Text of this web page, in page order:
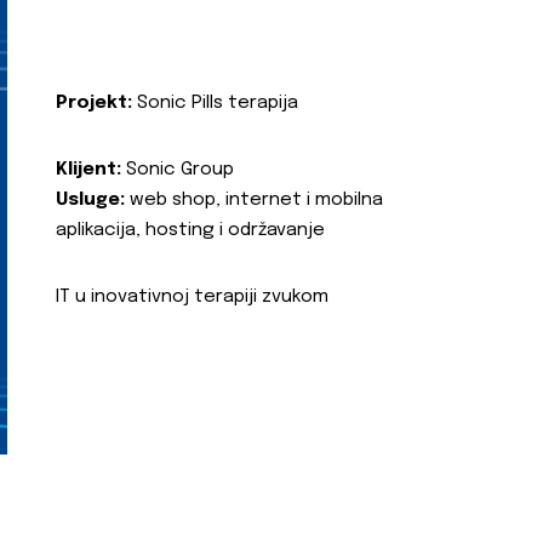
Projekt: Sonic Pills terapija
Klijent: Sonic Group
Usluge: web shop, internet i mobilna
aplikacija, hosting i održavanje
IT u inovativnoj terapiji zvukom